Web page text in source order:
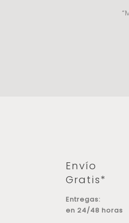
Envío
Gratis*
Entregas:
en 24/48 horas